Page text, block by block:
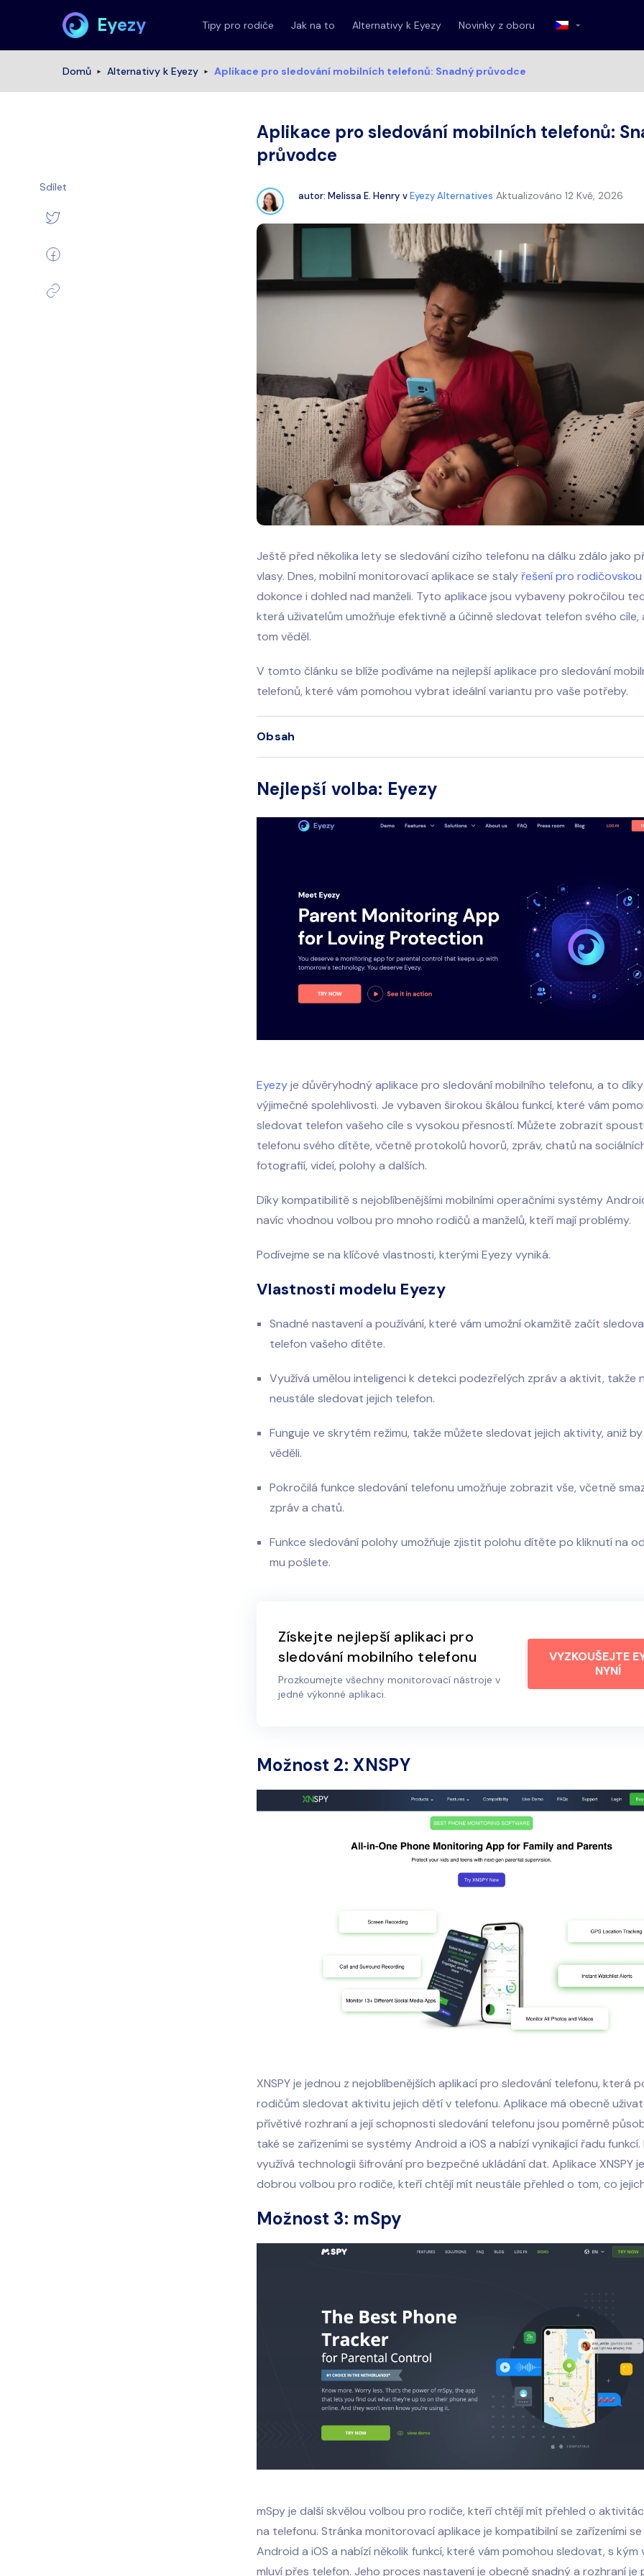
Eyezy Tipy pro rodiče Jak na to Alternativy k Eyezy Novinky z oboru
Domů Alternativy k Eyezy Aplikace pro sledování mobilních telefonů: Snadný průvodce
Aplikace pro sledování mobilních telefonů:
průvodce
autor: Melissa E. Henry vEyezy Alternatives Aktualizováno 12 Kvě, 2026
Ještě před několika lety se sledování cizího telefonu na dálku zdálo jako
vlasy. Dnes, mobilní monitorovací aplikace se staly řešení pro
dokonce i dohled nad manželi. Tyto aplikace jsou vybaveny pokročilou
která uživatelům umožňuje efektivně a účinně sledovat telefon svého cíle,
tom věděl.
V tomto článku se blíže podíváme na nejlepší aplikace pro sledování
telefonů, které vám pomohou vybrat ideální variantu pro vaše potřeby.
Obsah
Nejlepší volba: Eyezy
Eyezyje důvěryhodnýaplikace pro sledování mobilního telefonu, a to
výjimečné spolehlivosti. Je vybaven širokou škálou funkcí, které vám
sledovat telefon vašeho cíle s vysokou přesností. Můžete zobrazit
telefonu svého dítěte, včetně protokolů hovorů, zpráv, chatů na
fotografií, videí, polohy a dalších.
Díky kompatibilitě s nejoblíbenějšími mobilními operačními systémy
navíc vhodnou volbou pro mnoho rodičů a manželů, kteří mají problémy.
Podívejme se na klíčové vlastnosti, kterými Eyezy vyniká.
Vlastnosti modelu Eyezy
Snadné nastavení a používání, které vám umožní okamžitě začít
telefon vašeho dítěte.
Využívá umělou inteligenci k detekci podezřelých zpráv a aktivit, takže
neustále sledovat jejich telefon.
Funguje ve skrytém režimu, takže můžete sledovat jejich aktivity, aniž
věděli.
Pokročilá funkce sledování telefonu umožňuje zobrazit vše, včetně
zpráv a chatů.
Funkce sledování polohy umožňuje zjistit polohu dítěte po kliknutí na
mu pošlete.
Získejte nejlepší aplikaci pro
sledování mobilního telefonu
Prozkoumejte všechny monitorovací nástroje v
jedné výkonné aplikaci.
VYZKOUŠEJTE
NYNÍ
Možnost 2: XNSPY
XNSPY je jednou z nejoblíbenějších aplikací pro sledování telefonu, která
rodičům sledovat aktivitu jejich dětí v telefonu. Aplikace má obecně
přívětivé rozhraní a její schopnosti sledování telefonu jsou poměrně
také se zařízeními se systémy Android a iOS a nabízí vynikající řadu funkcí.
využívá technologii šifrování pro bezpečné ukládání dat. Aplikace XNSPY
dobrou volbou pro rodiče, kteří chtějí mít neustále přehled o tom, co
Možnost 3: mSpy
mSpy je další skvělou volbou pro rodiče, kteří chtějí mít přehled o
na telefonu. Stránka monitorovací aplikace je kompatibilní se zařízeními
Android a iOS a nabízí několik funkcí, které vám pomohou sledovat, s kým
mluví přes telefon. Jeho proces nastavení je obecně snadný a rozhraní je
Sdílet